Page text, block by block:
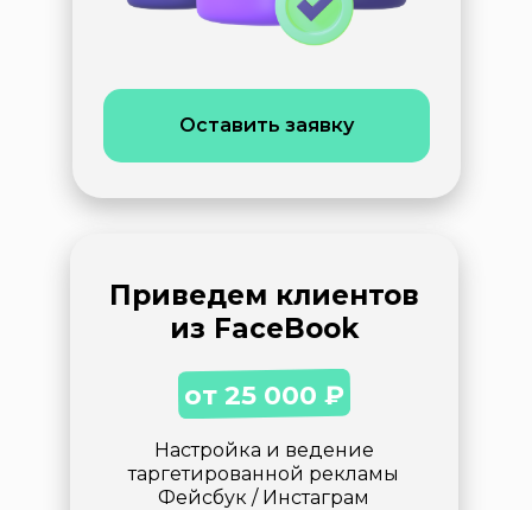
Оставить заявку
Приведем клиентов
из FaceBook
Настройка и ведение
таргетированной рекламы
Фейсбук / Инстаграм
от 25 000 ₽